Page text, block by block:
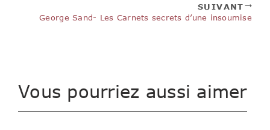
SUIVANT
George Sand- Les Carnets secrets d’une insoumise
Vous pourriez aussi aimer